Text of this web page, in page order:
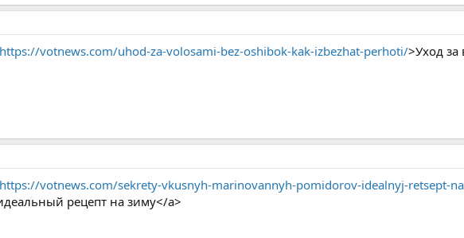
https://votnews.com/uhod-za-volosami-bez-oshibok-kak-izbezhat-perhoti/>Уход
https://votnews.com/sekrety-vkusnyh-marinovannyh-pomidorov-idealnyj-retsept-
рецепт на зиму</a>